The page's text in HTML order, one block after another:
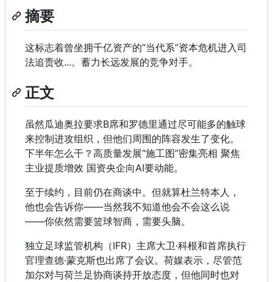
摘要
这标志着曾坐拥千亿资产的“当代系”资本危机进入司
法追责收...。蓄力长远发展的竞争对手。
正文
虽然瓜迪奥拉要求B席和罗德里通过尽可能多的触球
来控制进攻组织，但他们周围的阵容发生了变化。
下半年怎么干？高质量发展“施工图”密集亮相 聚焦
主业提质增效 国资央企向AI要动能。
至于续约，目前仍在商谈中。但就算杜兰特本人，
他也会告诉你——当然我不知道他会不会这么说
——你依然需要篮球智商，需要头脑。
独立足球监管机构（IFR）主席大卫·科根和首席执行
官理查德·蒙克斯也出席了会议。荷媒表示，尽管范
加尔对与荷兰足协商谈持开放态度，但他同时也对